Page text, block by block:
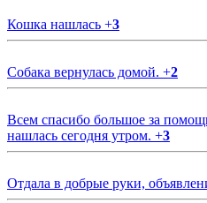
Кошка нашлась +3
Собака вернулась домой. +2
Всем спасибо большое за
нашлась сегодня утром. +3
Отдала в добрые руки,